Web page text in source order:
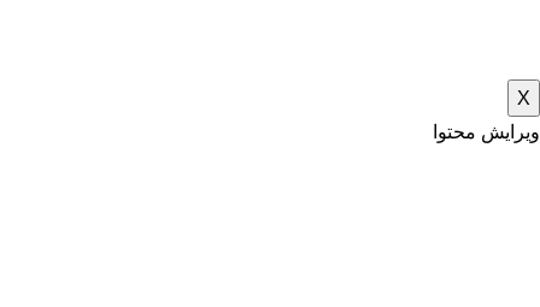
X
ویرایش محتوا